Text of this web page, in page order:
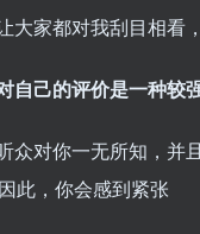
大家都对我刮目相看
自己的评价是一种较
众对你一无所知，并
此，你会感到紧张